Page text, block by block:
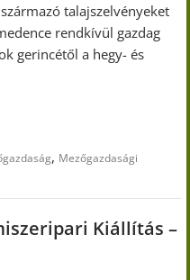
talajszelvényeket
rendkívül gazdag
gerincétől a hegy- és
, Mezőgazdasági
Kiállítás –